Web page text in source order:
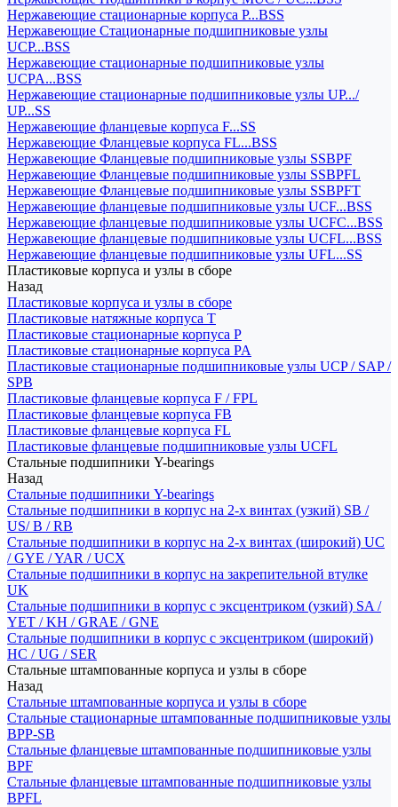
Нержавеющие стационарные корпуса P...BSS
Нержавеющие Стационарные подшипниковые узлы
UCP...BSS
Нержавеющие стационарные подшипниковые узлы
UCPA...BSS
Нержавеющие стационарные подшипниковые узлы UP.../
UP...SS
Нержавеющие фланцевые корпуса F...SS
Нержавеющие Фланцевые корпуса FL...BSS
Нержавеющие Фланцевые подшипниковые узлы SSBPF
Нержавеющие Фланцевые подшипниковые узлы SSBPFL
Нержавеющие Фланцевые подшипниковые узлы SSBPFT
Нержавеющие фланцевые подшипниковые узлы UCF...BSS
Нержавеющие фланцевые подшипниковые узлы UCFC...BSS
Нержавеющие фланцевые подшипниковые узлы UCFL...BSS
Нержавеющие фланцевые подшипниковые узлы UFL...SS
Пластиковые корпуса и узлы в сборе
Назад
Пластиковые корпуса и узлы в сборе
Пластиковые натяжные корпуса T
Пластиковые стационарные корпуса P
Пластиковые стационарные корпуса PA
Пластиковые стационарные подшипниковые узлы UCP / SAP /
SPB
Пластиковые фланцевые корпуса F / FPL
Пластиковые фланцевые корпуса FB
Пластиковые фланцевые корпуса FL
Пластиковые фланцевые подшипниковые узлы UCFL
Стальные подшипники Y-bearings
Назад
Стальные подшипники Y-bearings
Стальные подшипники в корпус на 2-х винтах (узкий) SB /
US/ B / RB
Стальные подшипники в корпус на 2-х винтах (широкий) UC
/ GYE / YAR / UCX
Стальные подшипники в корпус на закрепительной втулке
UK
Стальные подшипники в корпус с эксцентриком (узкий) SA /
YET / KH / GRAE / GNE
Стальные подшипники в корпус с эксцентриком (широкий)
HC / UG / SER
Стальные штампованные корпуса и узлы в сборе
Назад
Стальные штампованные корпуса и узлы в сборе
Стальные стационарные штампованные подшипниковые узлы
BPP-SB
Стальные фланцевые штампованные подшипниковые узлы
BPF
Стальные фланцевые штампованные подшипниковые узлы
BPFL